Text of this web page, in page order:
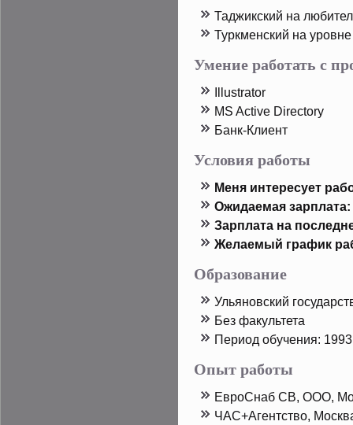
Таджикский на
Туркменский на
Умение работать с
Illustrator
MS Active Directory
Банк-Клиент
Условия работы
Меня интересует
Ожидаемая зарплата:
Зарплата на
Желаемый график
Образование
Ульяновский
Без факультета
Период обучения:
Опыт работы
ЕврοСнаб СВ, ООО,
ЧАС+Агентство,